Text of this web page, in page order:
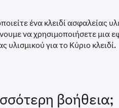
το Κύριο κλειδί.
να εισαγάγετε την
ένα κλειδί ασφαλείας
να χρησιμοποιήσετε μια
υλισμικού για το Κύριο κλειδί.
βοήθεια;